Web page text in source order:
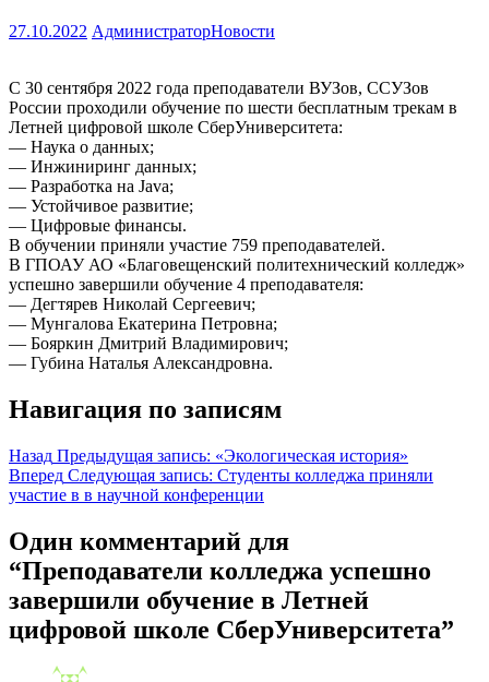
27.10.2022 АдминистраторНовости
С 30 сентября 2022 года преподаватели ВУЗов, ССУЗов
России проходили обучение по шести бесплатным трекам в
Летней цифровой школе СберУниверситета:
— Наука о данных;
— Инжиниринг данных;
— Разработка на Java;
— Устойчивое развитие;
— Цифровые финансы.
В обучении приняли участие 759 преподавателей.
В ГПОАУ АО «Благовещенский политехнический колледж»
успешно завершили обучение 4 преподавателя:
— Дегтярев Николай Сергеевич;
— Мунгалова Екатерина Петровна;
— Бояркин Дмитрий Владимирович;
— Губина Наталья Александровна.
Навигация по записям
Назад Предыдущая запись: «Экологическая история»
Вперед Следующая запись: Студенты колледжа приняли
участие в в научной конференции
Один комментарий для
“Преподаватели колледжа успешно
завершили обучение в Летней
цифровой школе СберУниверситета”